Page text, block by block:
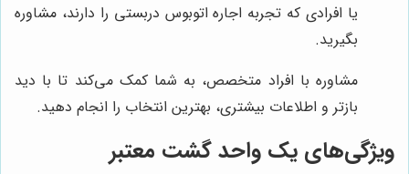
یا افرادی که تجربه اجاره اتوبوس دربستی را دارند، مشاوره
بگیرید.
مشاوره با افراد متخصص، به شما کمک می‌کند تا با دید
بازتر و اطلاعات بیشتری، بهترین انتخاب را انجام دهید.
ویژگی‌های یک واحد گشت معتبر